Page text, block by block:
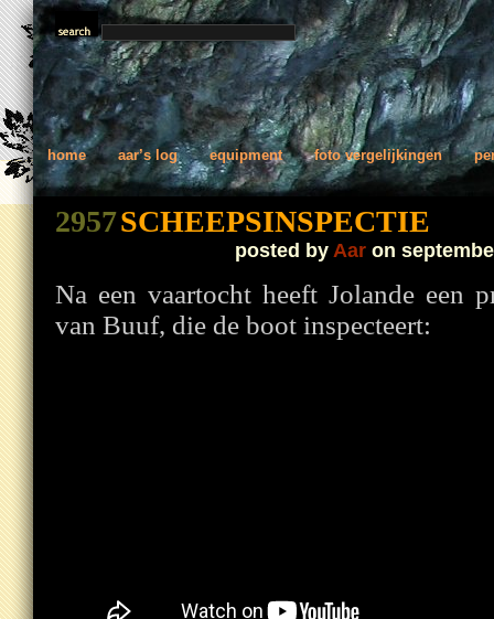
home aar’s log equipment foto vergelijkingen
2957SCHEEPSINSPECTIE
posted by Aar on
Na een vaartocht heeft Jolande een
van Buuf, die de boot inspecteert: